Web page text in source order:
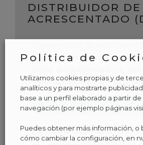
DISTRIBUIDOR
ACRESCENTADO
para expandir as suas
oportunidades de
ESTOU
PORQUÉ ASSOCIAR-SE
Política de
Utilizamos cookies propias y de
analíticos y para mostrarte
base a un perfil elaborado a partir
navegación (por ejemplo páginas
Puedes obtener más información, o
cómo cambiar la configuración, en